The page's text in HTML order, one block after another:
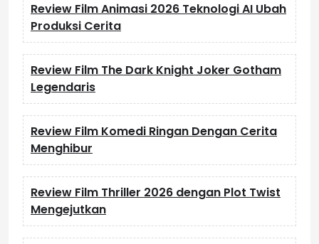
Review Film Animasi 2026 Teknologi AI Ubah
Produksi Cerita
Review Film The Dark Knight Joker Gotham
Legendaris
Review Film Komedi Ringan Dengan Cerita
Menghibur
Review Film Thriller 2026 dengan Plot Twist
Mengejutkan